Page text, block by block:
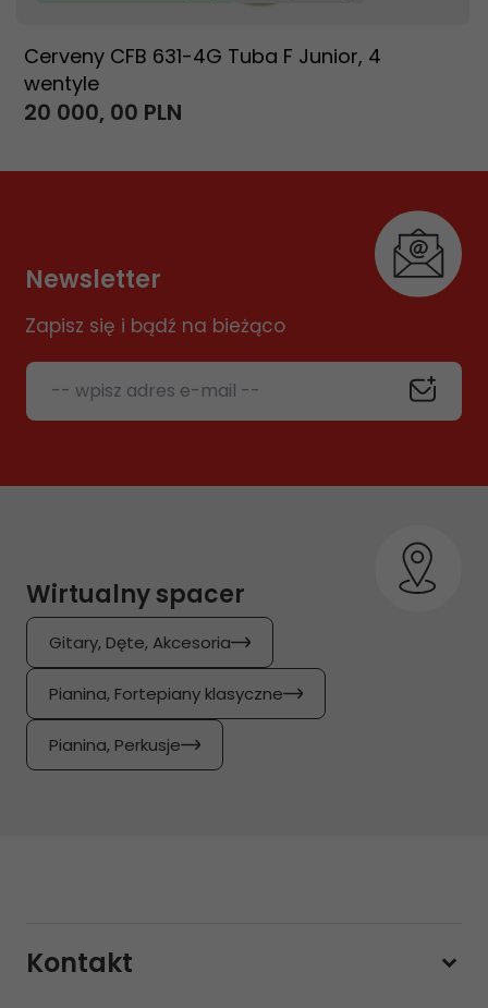
Cerveny CFB 631-4G Tuba F Junior, 4
wentyle
20 000, 00 PLN
Newsletter
Zapisz się i bądź na bieżąco
-- wpisz adres e-mail --
Wirtualny spacer
Gitary, Dęte, Akcesoria
Pianina, Fortepiany klasyczne
Pianina, Perkusje
Kontakt